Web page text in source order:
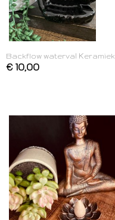
Backflow waterval Keramiek
€ 10,00